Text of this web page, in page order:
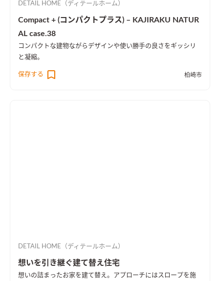
DETAIL HOME（ディテールホーム）
Compact + (コンパクトプラス) – KAJIRAKU NATUR
AL case.38
コンパクトな建物ながらデザインや使い勝手の良さをギッシリ
と凝縮。
保存する 柏崎市
DETAIL HOME（ディテールホーム）
想いを引き継ぐ建て替え住宅
想いの詰まったお家を建て替え。アプローチにはスロープを施